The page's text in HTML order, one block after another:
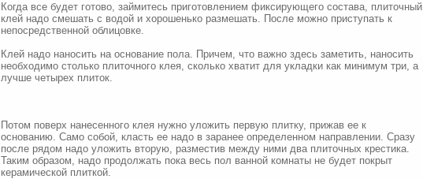
Когда все будет готово, займитесь приготовлением фиксирующего состава, плиточный
клей надо смешать с водой и хорошенько размешать. После можно приступать к
непосредственной облицовке.
Клей надо наносить на основание пола. Причем, что важно здесь заметить, наносить
необходимо столько плиточного клея, сколько хватит для укладки как минимум три, а
лучше четырех плиток.
Потом поверх нанесенного клея нужно уложить первую плитку, прижав ее к
основанию. Само собой, класть ее надо в заранее определенном направлении. Сразу
после рядом надо уложить вторую, разместив между ними два плиточных крестика.
Таким образом, надо продолжать пока весь пол ванной комнаты не будет покрыт
керамической плиткой.